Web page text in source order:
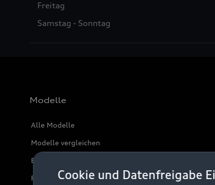
Cookie und Datenfreigabe
Freitag
Samstag - Sonntag
Modelle
Alle Modelle
Modelle vergleichen
Elektromodelle
Plug-in-Hybride